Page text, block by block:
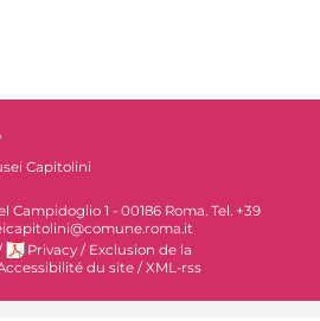
Capitolini
Campidoglio 1 - 00186 Roma. Tel. +39
Privacy / Exclusion de la
du site / XML-rss